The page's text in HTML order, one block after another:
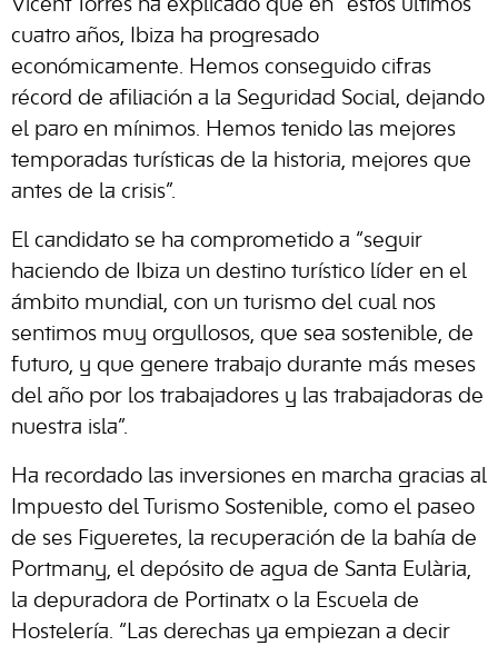
Vicent Torres ha explicado que en “estos últimos
cuatro años, Ibiza ha progresado
económicamente. Hemos conseguido cifras
récord de afiliación a la Seguridad Social, dejando
el paro en mínimos. Hemos tenido las mejores
temporadas turísticas de la historia, mejores que
antes de la crisis”.
El candidato se ha comprometido a “seguir
haciendo de Ibiza un destino turístico líder en el
ámbito mundial, con un turismo del cual nos
sentimos muy orgullosos, que sea sostenible, de
futuro, y que genere trabajo durante más meses
del año por los trabajadores y las trabajadoras de
nuestra isla”.
Ha recordado las inversiones en marcha gracias al
Impuesto del Turismo Sostenible, como el paseo
de ses Figueretes, la recuperación de la bahía de
Portmany, el depósito de agua de Santa Eulària,
la depuradora de Portinatx o la Escuela de
Hostelería. “Las derechas ya empiezan a decir